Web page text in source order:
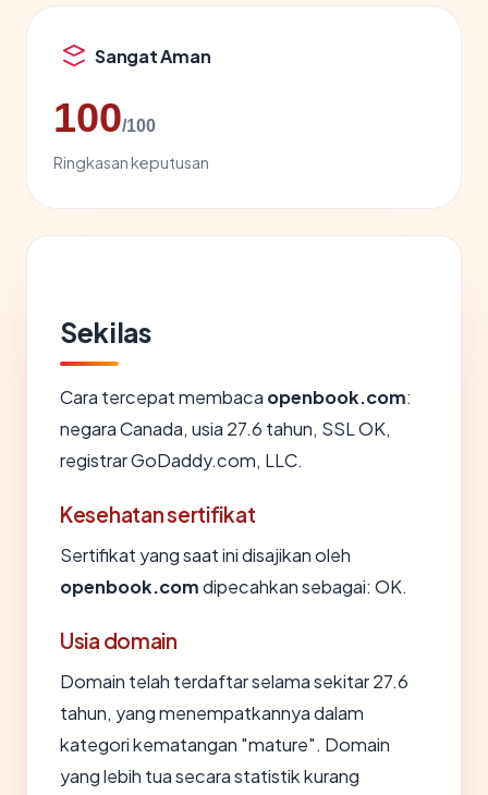
Sangat Aman
100/100
Ringkasan keputusan
Sekilas
Cara tercepat membaca openbook.com:
negara Canada, usia 27.6 tahun, SSL OK,
registrar GoDaddy.com, LLC.
Kesehatan sertifikat
Sertifikat yang saat ini disajikan oleh
openbook.comdipecahkan sebagai: OK.
Usia domain
Domain telah terdaftar selama sekitar 27.6
tahun, yang menempatkannya dalam
kategori kematangan "mature". Domain
yang lebih tua secara statistik kurang